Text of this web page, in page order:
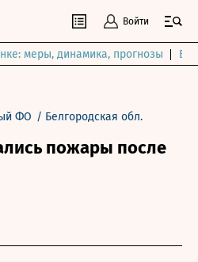
Войти
меры, динамика, прогнозы
ФО / Белгородская обл.
пожары после